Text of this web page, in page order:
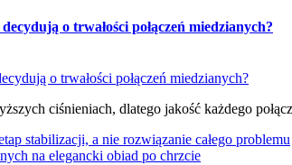
o trwałości połączeń miedzianych?
ciśnieniach, dlatego jakość każdego
stabilizacji, a nie rozwiązanie całego problemu
na elegancki obiad po chrzcie